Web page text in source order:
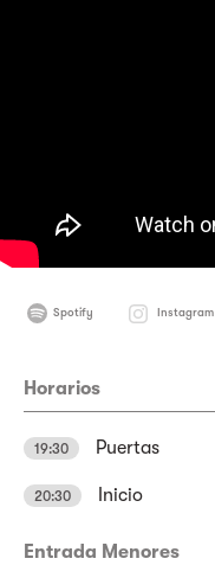
Spotify Instagram
Horarios
19:30 Puertas
20:30 Inicio
Entrada Menores